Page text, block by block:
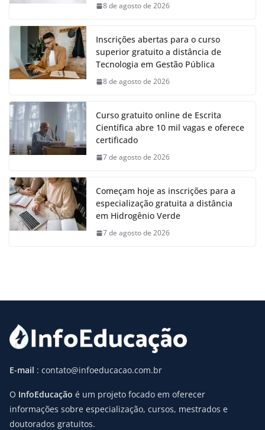
8 de agosto de 2026
Inscrições abertas para o curso
superior gratuito a distância de
Tecnologia em Gestão Pública
8 de agosto de 2026
Curso gratuito online de Escrita
Científica abre 10 mil vagas e oferece
certificado
7 de agosto de 2026
Começam hoje as inscrições para a
especialização gratuita a distância
em Hidrogênio Verde
7 de agosto de 2026
E-mail : contato@infoeducacao.com.br
O InfoEducação é um projeto focado em oferecer
informações sobre especialização, cursos, mestrados e
doutorados gratuitos.